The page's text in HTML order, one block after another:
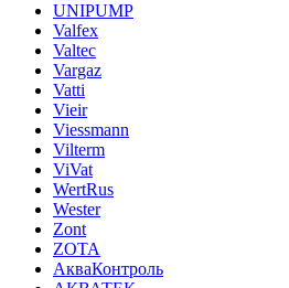
UNIPUMP
Valfex
Valtec
Vargaz
Vatti
Vieir
Viessmann
Vilterm
ViVat
WertRus
Wester
Zont
ZOTA
АкваКонтроль